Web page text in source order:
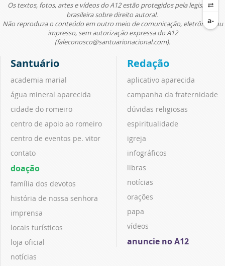
Os textos, fotos, artes e vídeos do A12 estão protegidos pela legislação
brasileira sobre direito autoral.
Não reproduza o conteúdo em outro meio de comunicação, eletrônico ou
impresso, sem autorização expressa do A12
(faleconosco@santuarionacional.com).
Santuário
academia marial
água mineral aparecida
cidade do romeiro
centro de apoio ao romeiro
centro de eventos pe. vitor
contato
doação
família dos devotos
história de nossa senhora
imprensa
locais turísticos
loja oficial
notícias
Redação
aplicativo aparecida
campanha da fraternidade
dúvidas religiosas
espiritualidade
igreja
infográficos
libras
notícias
orações
papa
vídeos
anuncie no A12